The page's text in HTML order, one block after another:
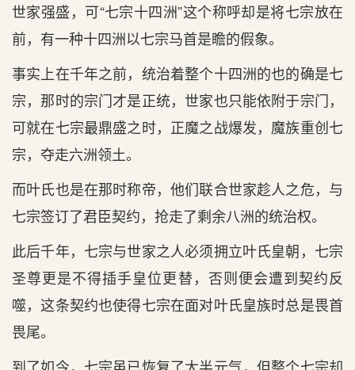
世家强盛，可“七宗十四洲”这个称呼却是将七宗放在
前，有一种十四洲以七宗马首是瞻的假象。
事实上在千年之前，统治着整个十四洲的也的确是七
宗，那时的宗门才是正统，世家也只能依附于宗门，
可就在七宗最鼎盛之时，正魔之战爆发，魔族重创七
宗，夺走六洲领土。
而叶氏也是在那时称帝，他们联合世家趁人之危，与
七宗签订了君臣契约，抢走了剩余八洲的统治权。
此后千年，七宗与世家之人必须拥立叶氏皇朝，七宗
圣尊更是不得插手皇位更替，否则便会遭到契约反
噬，这条契约也使得七宗在面对叶氏皇族时总是畏首
畏尾。